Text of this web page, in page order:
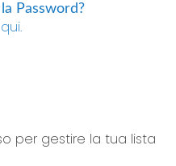
Password?
per gestire la tua lista